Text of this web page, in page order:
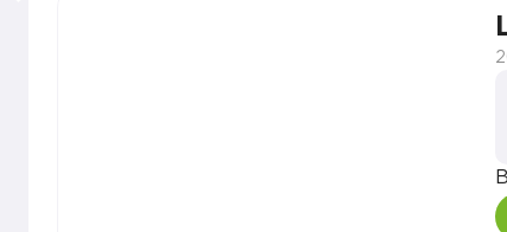
- Лизинг со скидкой 3% от компаний-
- В наличии доступны автомобили с НДС и
- Выкупим кредитный автомобиль и
- Трейд-ин на новый автомобиль или с
- Срочный выкуп вашего автомобиля,